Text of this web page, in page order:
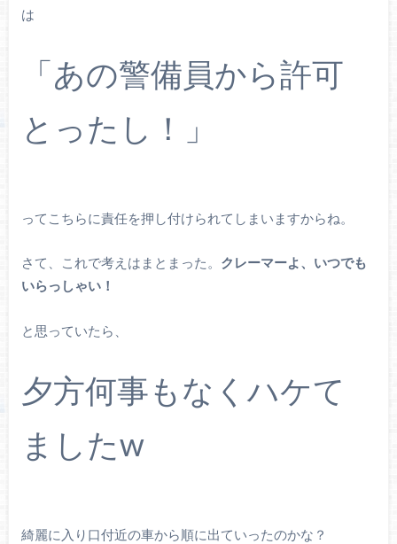
は
「あの警備員から許可
とったし！」
ってこちらに責任を押し付けられてしまいますからね。
さて、これで考えはまとまった。 クレーマーよ、いつでも
いらっしゃい！
と思っていたら、
夕方何事もなくハケて
ましたw
綺麗に入り口付近の車から順に出ていったのかな？